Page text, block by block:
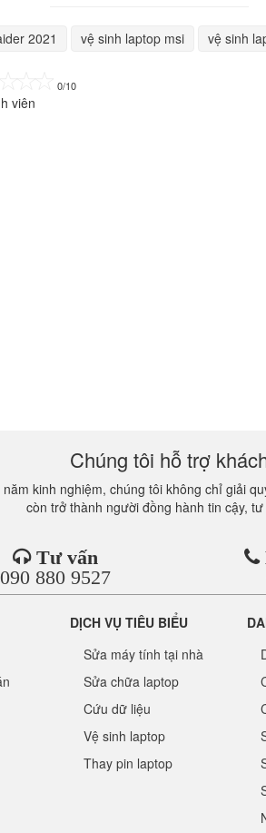
2021 vệ sinh laptop msi vệ sinh
0/10
viên
Chúng tôi hỗ trợ
kinh nghiệm, chúng tôi không chỉ giải
còn trở thành người đồng hành tin cậy,
Tư vấn
090 880 9527
DỊCH VỤ TIÊU BIỂU
Sửa máy tính tại nhà
Sửa chữa laptop
Cứu dữ liệu
Vệ sinh laptop
Thay pin laptop